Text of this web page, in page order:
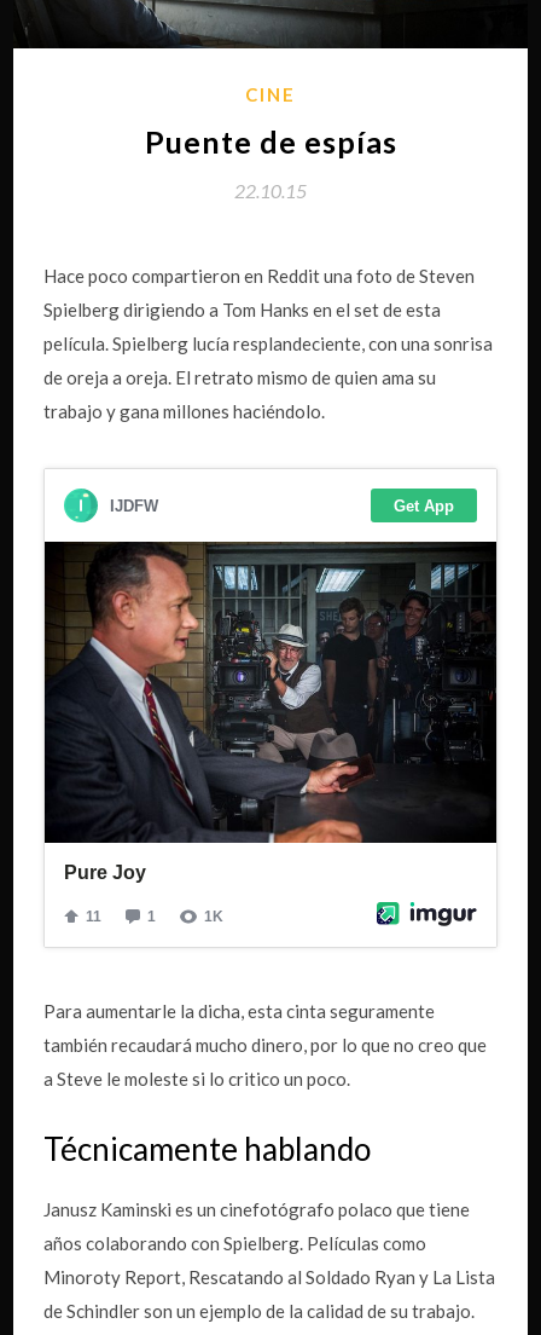
CINE
Puente de espías
22.10.15
Hace poco compartieron en Reddit una foto de Steven
Spielberg dirigiendo a Tom Hanks en el set de esta
película. Spielberg lucía resplandeciente, con una sonrisa
de oreja a oreja. El retrato mismo de quien ama su
trabajo y gana millones haciéndolo.
Para aumentarle la dicha, esta cinta seguramente
también recaudará mucho dinero, por lo que no creo que
a Steve le moleste si lo critico un poco.
Técnicamente hablando
Janusz Kaminski es un cinefotógrafo polaco que tiene
años colaborando con Spielberg. Películas como
Minoroty Report, Rescatando al Soldado Ryan y La Lista
de Schindler son un ejemplo de la calidad de su trabajo.